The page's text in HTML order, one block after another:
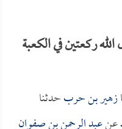
ركعتين في الكعبة
زهير بن حربحدثنا